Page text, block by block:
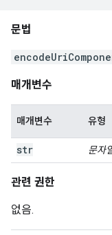
문법
매개변수
매개변수 유형
str 문자
관련 권한
없음.